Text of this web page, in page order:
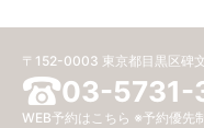
〒152-0003 東京都目黒区
03-5731-
WEB予約はこちら ※予約優先